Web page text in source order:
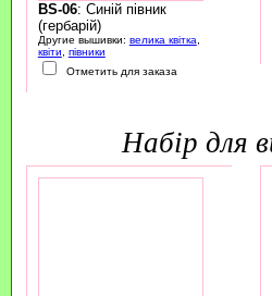
BS-06: Синій півник
(гербарій)
Другие вышивки: велика квітка
квіти
півники
Отметить для заказа
набір